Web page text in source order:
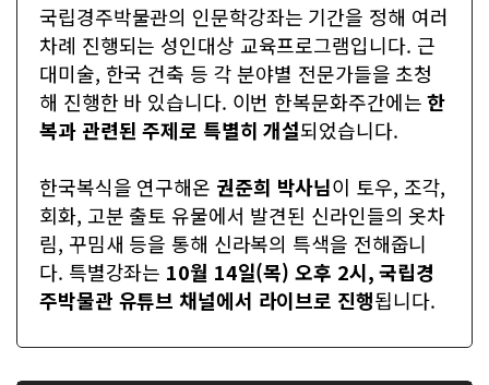
국립경주박물관의 인문학강좌는 기간을 정해 여러
차례 진행되는 성인대상 교육프로그램입니다. 근
대미술, 한국 건축 등 각 분야별 전문가들을 초청
해 진행한 바 있습니다. 이번 한복문화주간에는한
복과 관련된 주제로 특별히 개설되었습니다.
한국복식을 연구해온 권준희 박사님이 토우, 조각,
회화, 고분 출토 유물에서 발견된 신라인들의 옷차
림, 꾸밈새 등을 통해 신라복의 특색을 전해줍니
다. 특별강좌는 10월 14일(목) 오후 2시,국립경
주박물관 유튜브 채널에서 라이브로 진행됩니다.